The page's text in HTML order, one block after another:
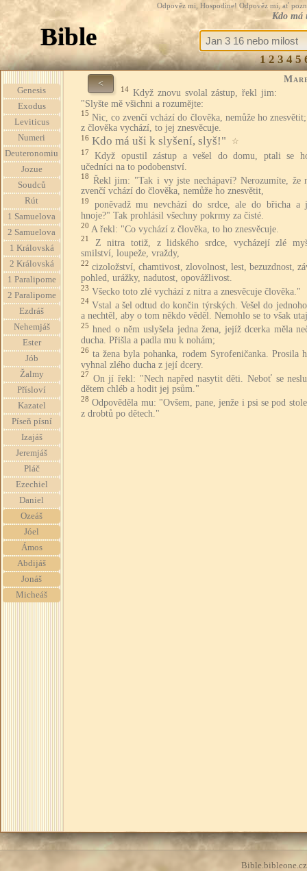
Odpověz mi, Hospodine! Odpověz mi, ať
Kdo má
Bible
1 2 3 4 5
Genesis
Exodus
Leviticus
Numeri
Deuteronomiu
Jozue
Soudců
Rút
1 Samuelova
2 Samuelova
1 Královská
2 Královská
1 Paralipome
2 Paralipome
Ezdráš
Nehemjáš
Ester
Jób
Žalmy
Přísloví
Kazatel
Píseň písní
Izajáš
Jeremjáš
Pláč
Ezechiel
Daniel
Ozeáš
Jóel
Ámos
Abdijáš
Jonáš
Micheáš
<
14 Když znovu svolal zástup, řekl jim:
"Slyšte mě všichni a rozumějte:
15 Nic, co zvenčí vchází do člověka, nemůže ho
z člověka vychází, to jej znesvěcuje.
16 Kdo má uši k slyšení, slyš!" ☆
17
Když opustil zástup a vešel do domu, ptali se
učedníci na to podobenství.
18 Řekl jim: "Tak i vy jste nechápaví? Nerozumíte, že
zvenčí vchází do člověka, nemůže ho znesvětit,
19
poněvadž mu nevchází do srdce, ale do břicha a
hnoje?" Tak prohlásil všechny pokrmy za čisté.
20 A řekl: "Co vychází z člověka, to ho znesvěcuje.
21
Z nitra totiž, z lidského srdce, vycházejí zlé
smilství, loupeže, vraždy,
22 cizoložství, chamtivost, zlovolnost, lest, bezuzdnost,
pohled, urážky, nadutost, opovážlivost.
23 Všecko toto zlé vychází z nitra a znesvěcuje člověka."
24 Vstal a šel odtud do končin týrských. Vešel do
a nechtěl, aby o tom někdo věděl. Nemohlo se to však
25 hned o něm uslyšela jedna žena, jejíž dcerka měla
ducha. Přišla a padla mu k nohám;
26 ta žena byla pohanka, rodem Syrofeničanka. Prosila
vyhnal zlého ducha z její dcery.
27 On jí řekl: "Nech napřed nasytit děti. Neboť se
dětem chléb a hodit jej psům."
28 Odpověděla mu: "Ovšem, pane, jenže i psi se pod
z drobtů po dětech."